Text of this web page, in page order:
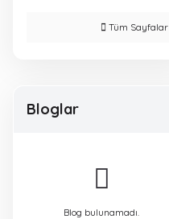
Tüm Sayfalar
Bloglar
Blog bulunamadı.